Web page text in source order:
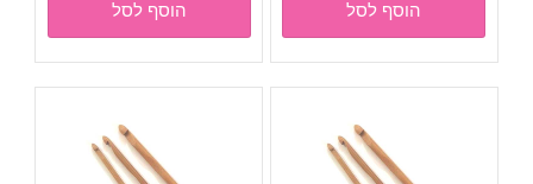
הוסף לסל הוסף לסל